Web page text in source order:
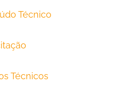
Técnico
Técnicos